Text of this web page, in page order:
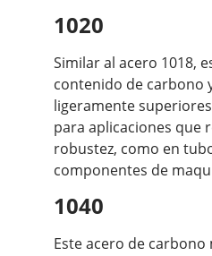
1020
Similar al acero 1018,
contenido de carbono
ligeramente
para aplicaciones que
robustez, como en
componentes de
1040
Este acero de